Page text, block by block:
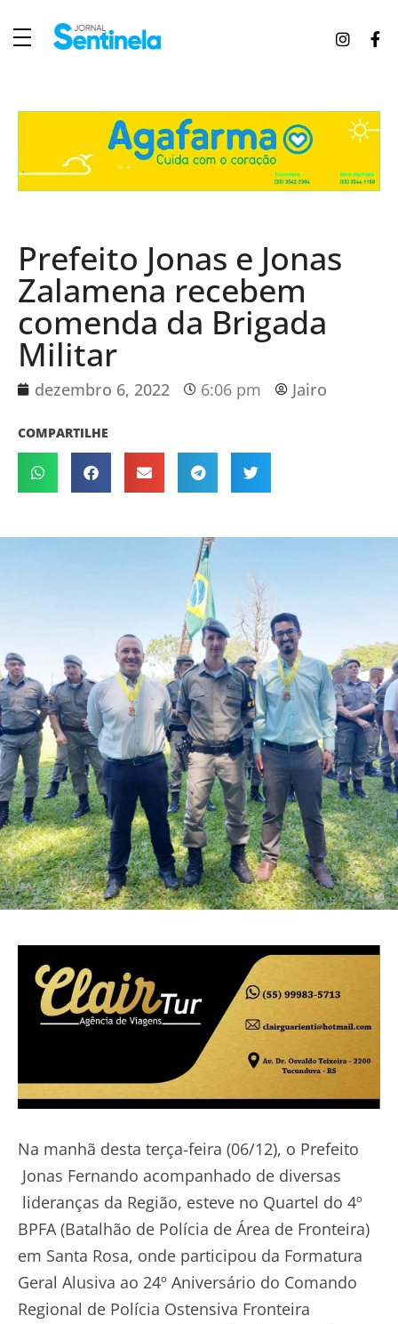
Prefeito Jonas e Jonas
Zalamena recebem
comenda da Brigada
Militar
dezembro 6, 2022 6:06 pm Jairo
COMPARTILHE
Na manhã desta terça-feira (06/12), o Prefeito
Jonas Fernando acompanhado de diversas
lideranças da Região, esteve no Quartel do 4º
BPFA (Batalhão de Polícia de Área de Fronteira)
em Santa Rosa, onde participou da Formatura
Geral Alusiva ao 24º Aniversário do Comando
Regional de Polícia Ostensiva Fronteira